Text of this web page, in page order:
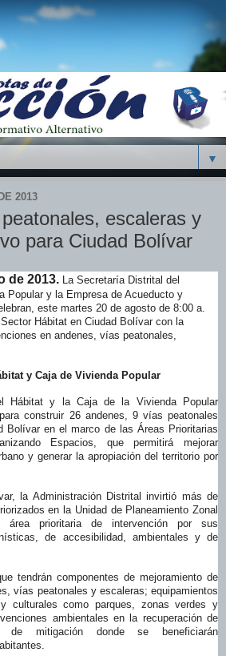
▼
2013
escaleras y
para Ciudad Bolívar
de 2013. La Secretaría Distrital del
Popular y la Empresa de Acueducto y
este martes 20 de agosto de 8:00 a.
Hábitat en Ciudad Bolívar con la
en andenes, vías peatonales,
y Caja de Vivienda Popular
Hábitat y la Caja de la Vivienda Popular
construir 26 andenes, 9 vías peatonales
Bolívar en el marco de las Áreas Prioritarias
Espacios, que permitirá mejorar
y generar la apropiación del territorio por
la Administración Distrital invirtió más de
en la Unidad de Planeamiento Zonal
área prioritaria de intervención por sus
de accesibilidad, ambientales y de
tendrán componentes de mejoramiento de
vías peatonales y escaleras; equipamientos
culturales como parques, zonas verdes y
ambientales en la recuperación de
de mitigación donde se beneficiarán